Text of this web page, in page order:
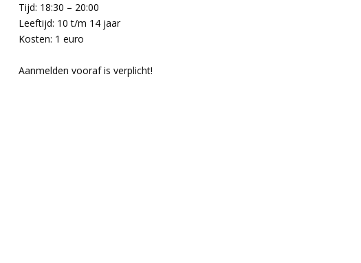
Tijd: 18:30 – 20:00
Leeftijd: 10 t/m 14 jaar
Kosten: 1 euro
Aanmelden vooraf is verplicht!